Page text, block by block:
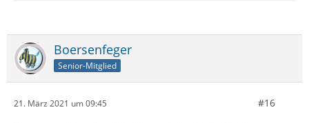
Boersenfeger
Senior-Mitglied
21. März 2021 um 09:45 #16